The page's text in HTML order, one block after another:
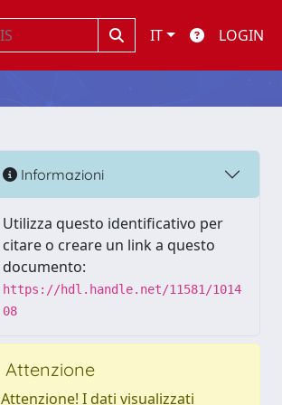
IT LOGIN
Informazioni
Utilizza questo identificativo per
citare o creare un link a questo
documento:
https://hdl.handle.net/11581/1014
08
Attenzione
Attenzione! I dati visualizzati